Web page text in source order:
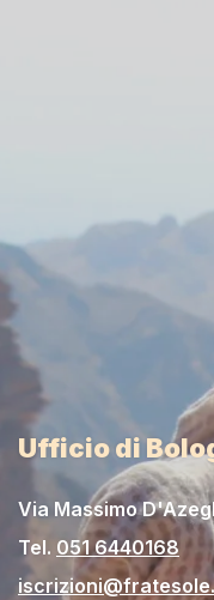
Ufficio di
Via Massimo
Tel. 051 6440168